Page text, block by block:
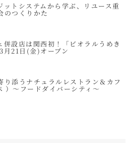
ットシステムから学ぶ、リユース重
のつくりかた
併設店は関西初！「ビオラルうめき
月21日(金)オープン
り添うナチュラルレストラン＆カフ
）～フードダイバーシティ～